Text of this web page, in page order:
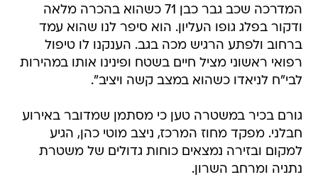
ברחוב ולפתע הרגיש מכה בגב. הענקנו לו טיפול
רפואי ראשוני מציל חיים בשטח ופינינו אותו במהירות
לבי"ח לניאדו כשהוא במצב קשה ויציב".
גורם בכיר במשטרה טען כי מסתמן שמדובר באירוע
למקום ובזירה נמצאים כוחות גדולים של משטרת
נתניה ומרחב השרון.